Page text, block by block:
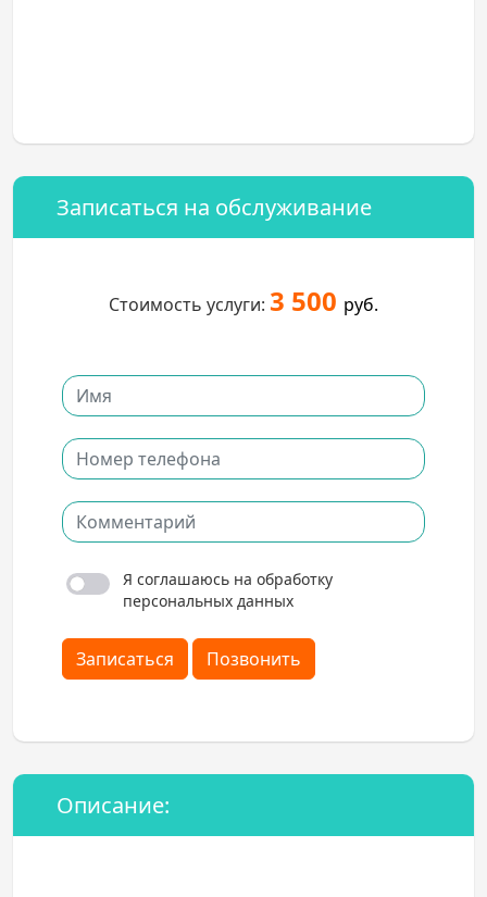
Записаться на обслуживание
Стоимость услуги: 3 500 руб.
Я соглашаюсь на обработку
персональных данных
Записаться Позвонить
Описание: